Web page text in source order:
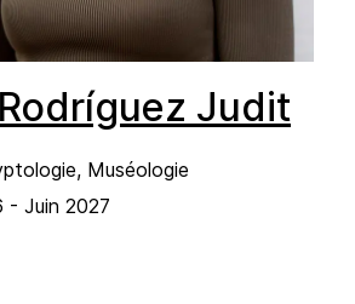
Judit
Muséologie
- Juin 2027